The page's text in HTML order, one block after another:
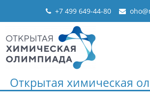
+7 499 649-44-80
Открытая химическая